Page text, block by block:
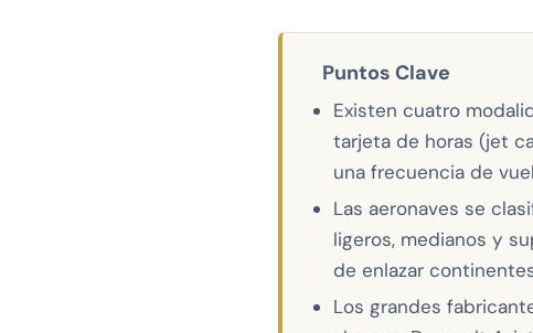
Puntos Clave
Existen cuatro
tarjeta de horas (jet
una frecuencia de
Las aeronaves se
ligeros, medianos y
de enlazar
Los grandes